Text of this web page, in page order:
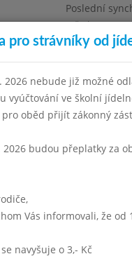
Poslední
Středa
16
Kontakty a informace
2023 (11:30 - 13:45)
Prázdniny
pro strávníky od
2026 nebude již možné
vyúčtování ve školní
pro oběd přijít zákonný
2026 budou přeplatky za
Vás informovali, že od
navyšuje o 3,- Kč